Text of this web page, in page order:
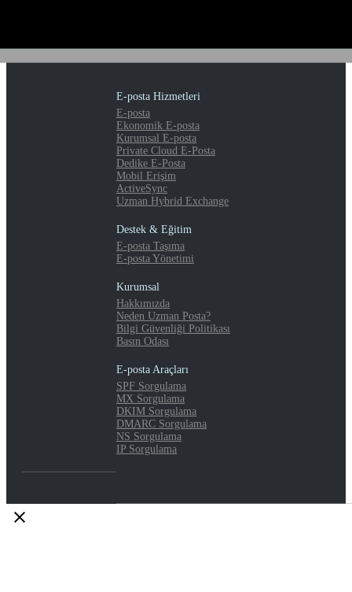
E-posta Hizmetleri
E-posta
Ekonomik E-posta
Kurumsal E-posta
Private Cloud E-Posta
Dedike E-Posta
Mobil Erişim
ActiveSync
Uzman Hybrid Exchange
Destek & Eğitim
E-posta Taşıma
E-posta Yönetimi
Kurumsal
Hakkımızda
Neden Uzman Posta?
Bilgi Güvenliği Politikası
Basın Odası
E-posta Araçları
SPF Sorgulama
MX Sorgulama
DKIM Sorgulama
DMARC Sorgulama
NS Sorgulama
IP Sorgulama